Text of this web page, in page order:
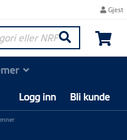
Gjest
NRF-nummer
Søk
Logg inn
Bli kunde